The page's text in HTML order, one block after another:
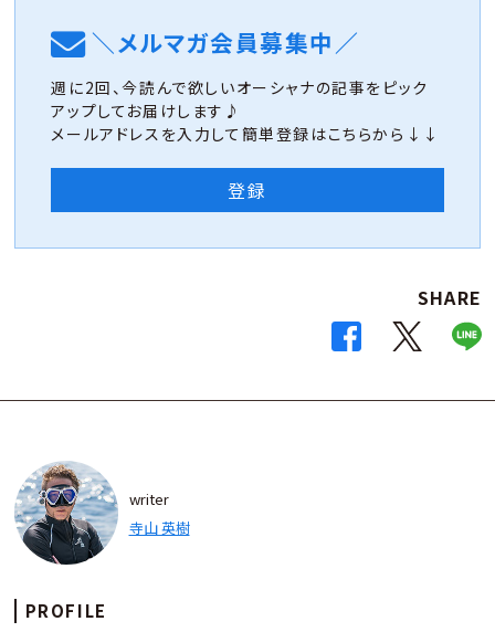
＼メルマガ会員募集中／
週に2回、今読んで欲しいオーシャナの記事をピック
アップしてお届けします♪
メールアドレスを入力して簡単登録はこちらから↓↓
登録
SHARE
writer
寺山 英樹
PROFILE